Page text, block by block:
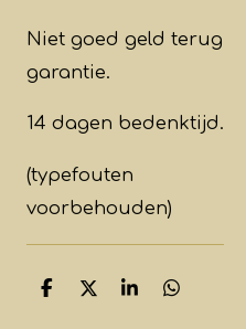
Niet goed geld terug
garantie.
14 dagen bedenktijd.
(typefouten
voorbehouden)
D
D
S
D